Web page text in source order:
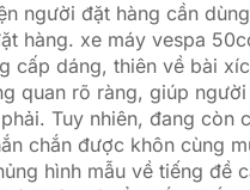
người đặt hàng cần
hàng. xe máy vespa
cấp dáng, thiên về bài
quan rõ ràng, giúp
Tuy nhiên, đang còn
chắn được khôn cùng
hình mẫu về tiếng đề